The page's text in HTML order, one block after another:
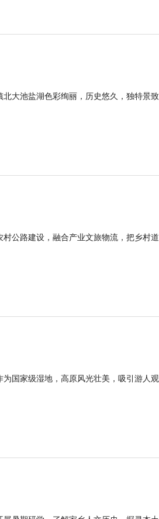
大池盐湖色彩绚丽，历史悠久，独特景
公路建设，融合产业文旅物流，把乡村
国家级湿地，高原风光壮美，吸引游人观